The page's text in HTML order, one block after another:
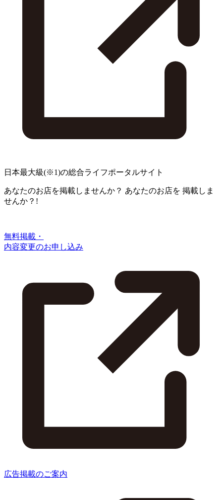
日本最大級(※1)の総合ライフポータルサイト
あなたのお店を掲載しませんか？ あなたのお店を 掲載しま
せんか？!
無料掲載・
内容変更のお申し込み
広告掲載のご案内